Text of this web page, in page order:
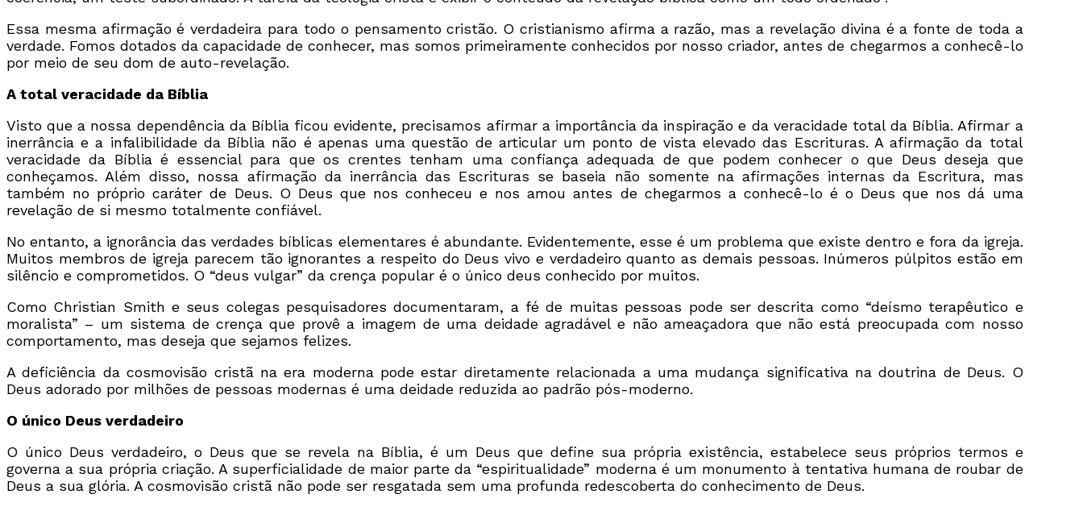
Essa mesma afirmação é verdadeira para todo o pensamento cristão. O cristianismo afirma a razão, mas a revelação divina é a fonte de toda a
verdade. Fomos dotados da capacidade de conhecer, mas somos primeiramente conhecidos por nosso criador, antes de chegarmos a conhecê-lo
por meio de seu dom de auto-revelação.
A total veracidade da Bíblia
Visto que a nossa dependência da Bíblia ficou evidente, precisamos afirmar a importância da inspiração e da veracidade total da Bíblia. Afirmar a
inerrância e a infalibilidade da Bíblia não é apenas uma questão de articular um ponto de vista elevado das Escrituras. A afirmação da total
veracidade da Bíblia é essencial para que os crentes tenham uma confiança adequada de que podem conhecer o que Deus deseja que
conheçamos. Além disso, nossa afirmação da inerrância das Escrituras se baseia não somente na afirmações internas da Escritura, mas
também no próprio caráter de Deus. O Deus que nos conheceu e nos amou antes de chegarmos a conhecê-lo é o Deus que nos dá uma
revelação de si mesmo totalmente confiável.
No entanto, a ignorância das verdades bíblicas elementares é abundante. Evidentemente, esse é um problema que existe dentro e fora da igreja.
Muitos membros de igreja parecem tão ignorantes a respeito do Deus vivo e verdadeiro quanto as demais pessoas. Inúmeros púlpitos estão em
silêncio e comprometidos. O “deus vulgar” da crença popular é o único deus conhecido por muitos.
Como Christian Smith e seus colegas pesquisadores documentaram, a fé de muitas pessoas pode ser descrita como “deísmo terapêutico e
moralista” – um sistema de crença que provê a imagem de uma deidade agradável e não ameaçadora que não está preocupada com nosso
comportamento, mas deseja que sejamos felizes.
A deficiência da cosmovisão cristã na era moderna pode estar diretamente relacionada a uma mudança significativa na doutrina de Deus. O
Deus adorado por milhões de pessoas modernas é uma deidade reduzida ao padrão pós-moderno.
O único Deus verdadeiro
O único Deus verdadeiro, o Deus que se revela na Bíblia, é um Deus que define sua própria existência, estabelece seus próprios termos e
governa a sua própria criação. A superficialidade de maior parte da “espiritualidade” moderna é um monumento à tentativa humana de roubar de
Deus a sua glória. A cosmovisão cristã não pode ser resgatada sem uma profunda redescoberta do conhecimento de Deus.